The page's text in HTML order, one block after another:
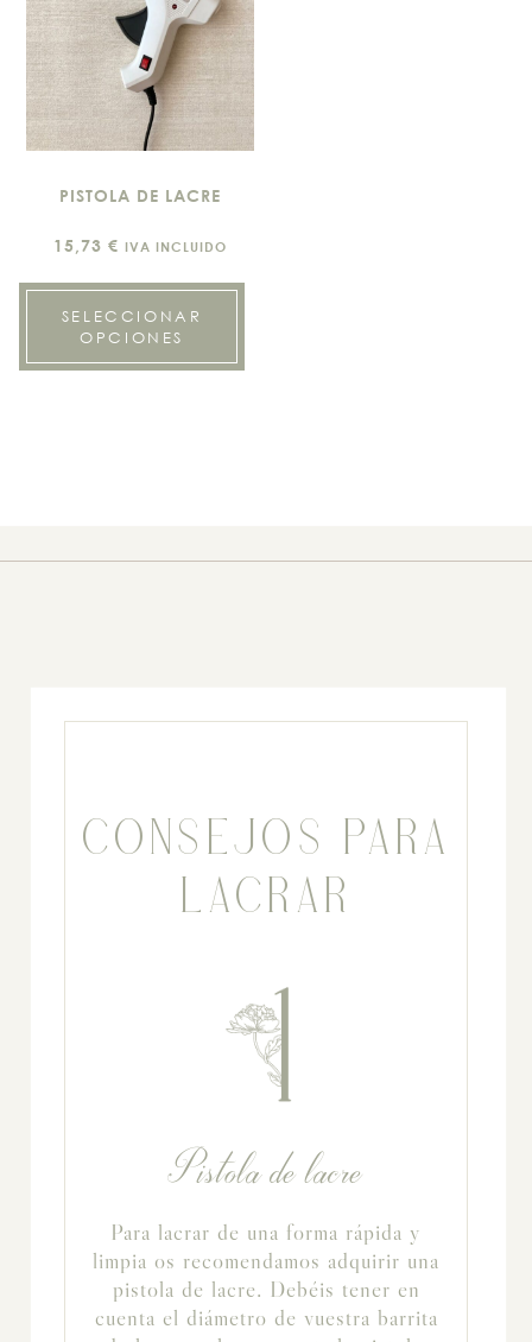
PISTOLA DE LACRE
15,73€ IVA INCLUIDO
SELECCIONAR
OPCIONES
CONSEJOS PARA
LACRAR
Pistola de lacre
Para lacrar de una forma rápida y
limpia os recomendamos adquirir una
pistola de lacre. Debéis tener en
cuenta el diámetro de vuestra barrita